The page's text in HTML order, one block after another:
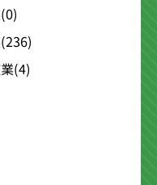
(0)
(236)
(4)